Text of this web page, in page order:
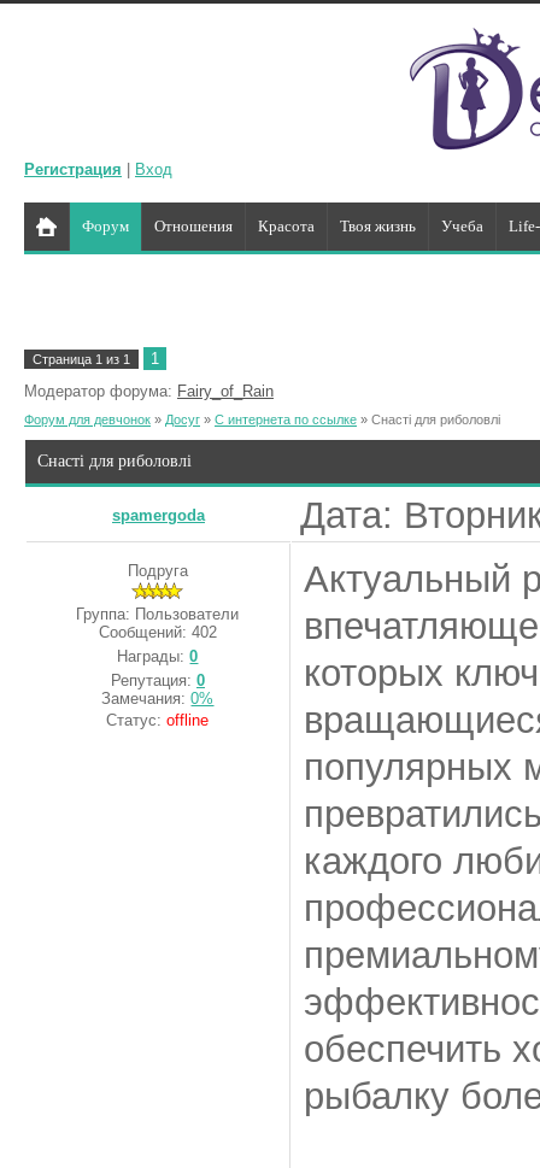
Регистрация Вход
Форум Отношения Красота Твоя жизнь Учеба
Страница 1 из 1
1
Модератор форума: Fairy_of_Rain
Форум для девчонок » Досуг » С интернета по ссылке » Снасті для риболовлі
Снасті для риболовлі
spamergoda Дата:
Подруга
Группа: Пользователи
Сообщений: 402
Награды:0
Репутация: 0
Замечания:0%
Статус:offline
Актуальный
которых
популярных
каждого
обеспечить
рыбалку